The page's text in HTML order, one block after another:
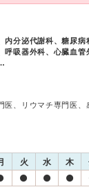
内分泌代謝科、糖尿病
呼吸器外科、心臓血管
医、リウマチ専門医、
火 水 木